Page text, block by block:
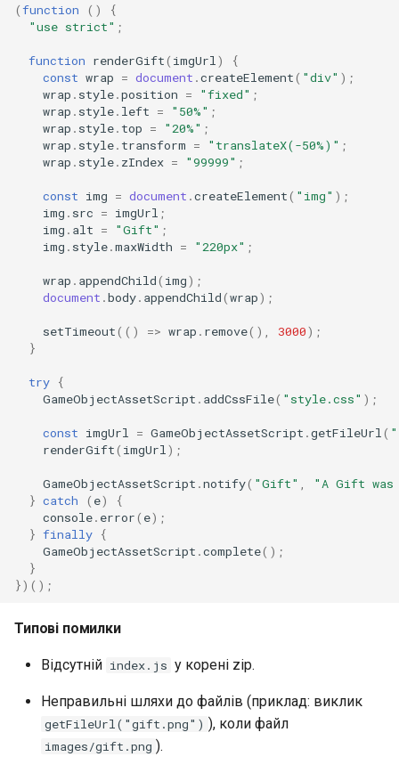
(function ()
{
"use strict" ;
function renderGift( imgUrl )
{
const wrap = document .createElement( "div" );
wrap . style.position = "fixed" ;
wrap . style. left = "50%" ;
wrap . style. top = "20%" ;
wrap . style. transform = "translateX(-50%)" ;
wrap . style. zIndex = "99999" ;
const img = document .createElement( "img" );
img . src = imgUrl ;
img . alt = "Gift" ;
img . style.maxWidth = "220px" ;
wrap . appendChild( img);
document .body. appendChild(wrap);
setTimeout(() => wrap . remove(), 3000);
}
try {
GameObjectAssetScript . addCssFile( "style.css" );
const imgUrl = GameObjectAssetScript .getFileUrl (
renderGift( imgUrl );
GameObjectAssetScript .notify( "Gift"
"A Gift
} catch ( e)
{
console. error( e);
} finally {
GameObjectAssetScript .complete();
}
})();
Типові помилки
Відсутній index.js у корені zip.
Неправильні шляхи до файлів (приклад: виклик
getFileUrl("gift.png") ), коли файл
images/gift.png ).